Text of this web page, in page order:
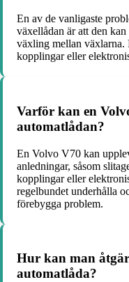
En av de vanligaste
växellådan är att den
växling mellan växlarna.
kopplingar eller
Varför kan en
automatlådan?
En Volvo V70 kan
anledningar, såsom
kopplingar eller
regelbundet underhålla
förebygga problem.
Hur kan man
automatlåda?